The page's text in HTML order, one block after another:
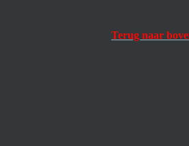
Terug naar